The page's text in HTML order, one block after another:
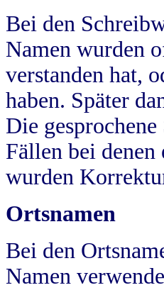
Bei den
Namen wurden
verstanden hat,
haben. Später
Die
Fällen bei
wurden
Ortsnamen
Bei den
Namen